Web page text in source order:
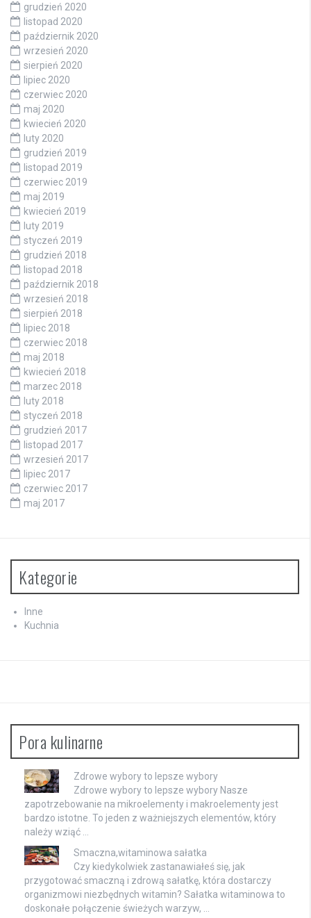
grudzień 2020
listopad 2020
październik 2020
wrzesień 2020
sierpień 2020
lipiec 2020
czerwiec 2020
maj 2020
kwiecień 2020
luty 2020
grudzień 2019
listopad 2019
czerwiec 2019
maj 2019
kwiecień 2019
luty 2019
styczeń 2019
grudzień 2018
listopad 2018
październik 2018
wrzesień 2018
sierpień 2018
lipiec 2018
czerwiec 2018
maj 2018
kwiecień 2018
marzec 2018
luty 2018
styczeń 2018
grudzień 2017
listopad 2017
wrzesień 2017
lipiec 2017
czerwiec 2017
maj 2017
Kategorie
Inne
Kuchnia
Pora kulinarne
Zdrowe wybory to lepsze wybory
Zdrowe wybory to lepsze wybory Nasze
zapotrzebowanie na mikroelementy i makroelementy jest
bardzo istotne. To jeden z ważniejszych elementów, który
należy wziąć …
Smaczna,witaminowa sałatka
Czy kiedykolwiek zastanawiałeś się, jak
przygotować smaczną i zdrową sałatkę, która dostarczy
organizmowi niezbędnych witamin? Sałatka witaminowa to
doskonałe połączenie świeżych warzyw, …